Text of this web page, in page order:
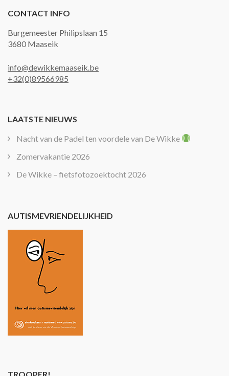
CONTACT INFO
Burgemeester Philipslaan 15
3680 Maaseik
info@dewikkemaaseik.be
+32(0)89566985
LAATSTE NIEUWS
Nacht van de Padel ten voordele van De Wikke
Zomervakantie 2026
De Wikke – fietsfotozoektocht 2026
AUTISMEVRIENDELIJKHEID